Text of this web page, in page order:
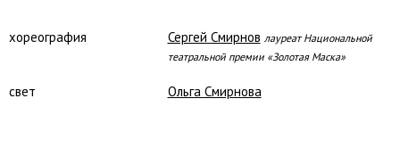
хореография Сергей Смирнов лауреат Национальной
театральной премии «Золотая Маска»
свет Ольга Смирнова